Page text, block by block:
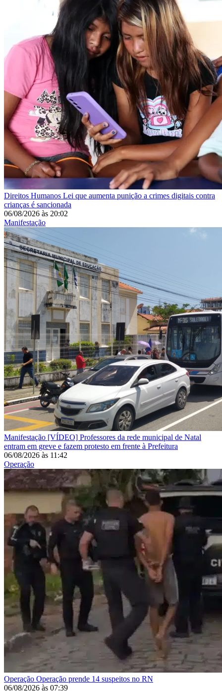
Direitos Humanos Lei que aumenta punição a crimes digitais contra
crianças é sancionada
06/08/2026 às 20:02
Manifestação
Manifestação [VÍDEO] Professores da rede municipal de Natal
entram em greve e fazem protesto em frente à Prefeitura
06/08/2026 às 11:42
Operação
Operação Operação prende 14 suspeitos no RN
06/08/2026 às 07:39